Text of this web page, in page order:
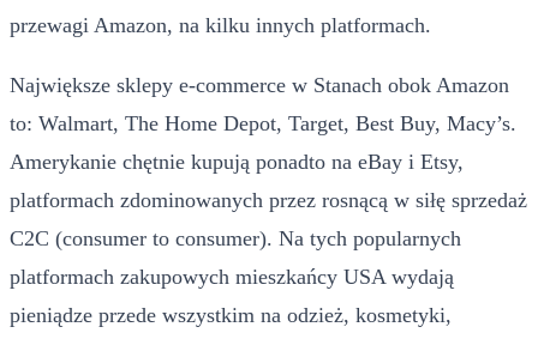
przewagi Amazon, na kilku innych platformach.
Największe sklepy e-commerce w Stanach obok Amazon
to: Walmart, The Home Depot, Target, Best Buy, Macy’s.
Amerykanie chętnie kupują ponadto na eBay i Etsy,
platformach zdominowanych przez rosnącą w siłę sprzedaż
C2C (consumer to consumer). Na tych popularnych
platformach zakupowych mieszkańcy USA wydają
pieniądze przede wszystkim na odzież, kosmetyki,